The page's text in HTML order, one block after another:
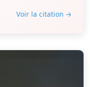
Voir la citation →